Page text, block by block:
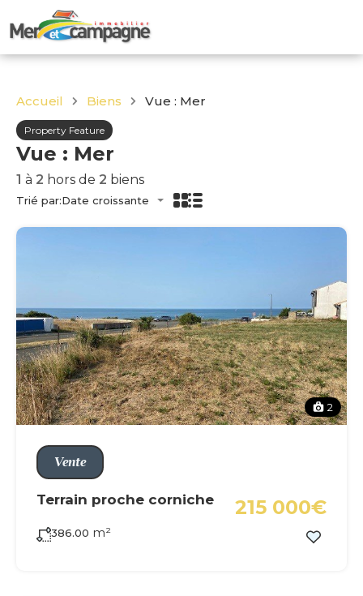
Accueil Biens Vue : Mer
Property Feature
Vue : Mer
1 à 2 hors de 2 biens
Trié par:Date croissante
2
Vente
Terrain proche corniche 215 000€
386.00 m²